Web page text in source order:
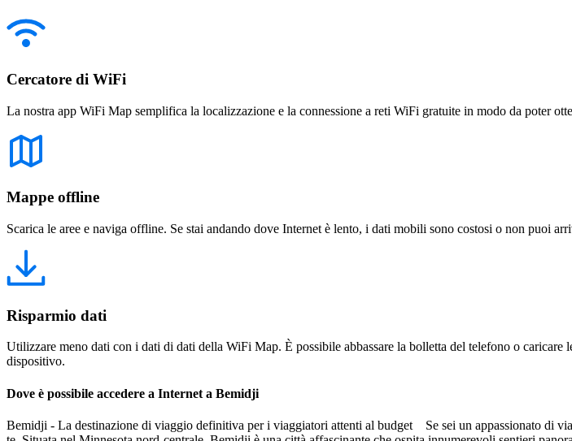
Cercatore di WiFi
La nostra app WiFi Map semplifica la localizzazione e la connessione a reti WiFi gratuite in modo da poter
Mappe offline
Scarica le aree e naviga offline. Se stai andando dove Internet è lento, i dati mobili sono costosi o non puoi
Risparmio dati
Utilizzare meno dati con i dati di dati della WiFi Map. È possibile abbassare la bolletta del telefono o
dispositivo.
Dove è possibile accedere a Internet a Bemidji
Bemidji - La destinazione di viaggio definitiva per i viaggiatori attenti al budget Se sei un appassionato di